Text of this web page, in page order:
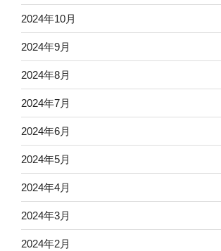
2024年10月
2024年9月
2024年8月
2024年7月
2024年6月
2024年5月
2024年4月
2024年3月
2024年2月